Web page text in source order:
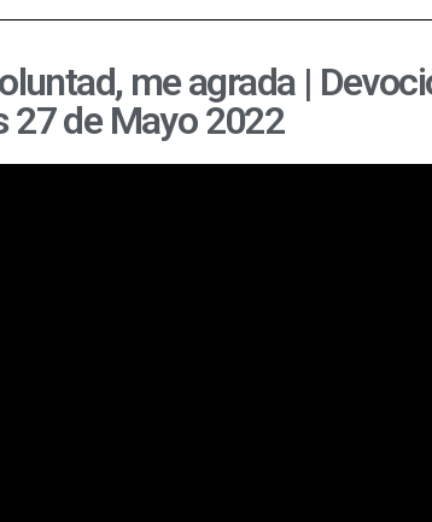
me agrada |
27 de Mayo 2022